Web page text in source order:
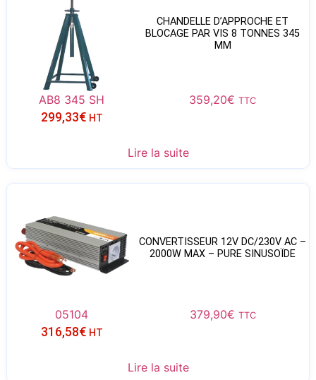
CHANDELLE D’APPROCHE ET
BLOCAGE PAR VIS 8 TONNES 345
MM
AB8 345 SH 359,20€ TTC
299,33€ HT
Lire la suite
CONVERTISSEUR 12V DC/230V AC –
2000W MAX – PURE SINUSOÏDE
05104 379,90€ TTC
316,58€ HT
Lire la suite